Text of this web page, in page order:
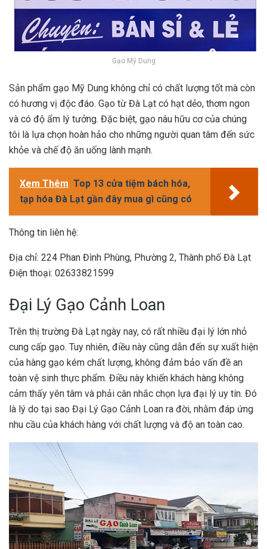
Gạo Mỹ Dung
Sản phẩm gạo Mỹ Dung không chỉ có chất lượng tốt mà còn
có hương vị độc đáo. Gạo từ Đà Lạt có hạt dẻo, thơm ngon
và có độ ẩm lý tưởng. Đặc biệt, gạo nâu hữu cơ của chúng
tôi là lựa chọn hoàn hảo cho những người quan tâm đến sức
khỏe và chế độ ăn uống lành mạnh.
Xem Thêm Top 13 cửa tiệm bách hóa,
tạp hóa Đà Lạt gần đây mua gì cũng có
Thông tin liên hệ:
Địa chỉ: 224 Phan Đình Phùng, Phường 2, Thành phố Đà Lạt
Điện thoại: 02633821599
Đại Lý Gạo Cảnh Loan
Trên thị trường Đà Lạt ngày nay, có rất nhiều đại lý lớn nhỏ
cung cấp gạo. Tuy nhiên, điều này cũng dẫn đến sự xuất hiện
của hàng gạo kém chất lượng, không đảm bảo vấn đề an
toàn vệ sinh thực phẩm. Điều này khiến khách hàng không
cảm thấy yên tâm và phải cân nhắc chọn lựa đại lý uy tín. Đó
là lý do tại sao Đại Lý Gạo Cảnh Loan ra đời, nhằm đáp ứng
nhu cầu của khách hàng với chất lượng và độ an toàn cao.